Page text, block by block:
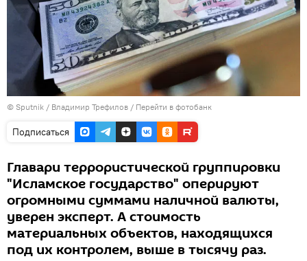
© Sputnik / Владимир Трефилов / Перейти в фотобанк
Подписаться
Главари террористической группировки
"Исламское государство" оперируют
огромными суммами наличной валюты,
уверен эксперт. А стоимость
материальных объектов, находящихся
под их контролем, выше в тысячу раз.